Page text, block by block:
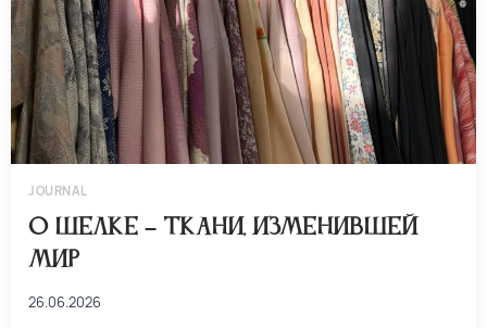
JOURNAL
О шелке – ткани, изменившей
мир
26.06.2026